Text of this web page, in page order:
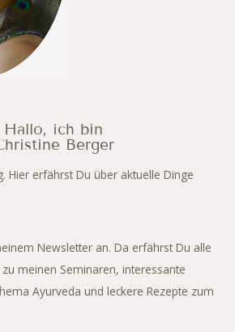
Hallo, ich bin
Berger
Hier erfährst Du über aktuelle Dinge
Newsletter an. Da erfährst Du alle
meinen Seminaren, interessante
Ayurveda und leckere Rezepte zum